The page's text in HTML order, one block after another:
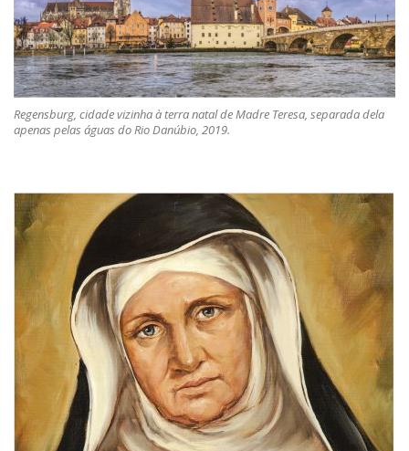
Regensburg, cidade vizinha à terra natal de Madre Teresa, separada dela
apenas pelas águas do Rio Danúbio, 2019.